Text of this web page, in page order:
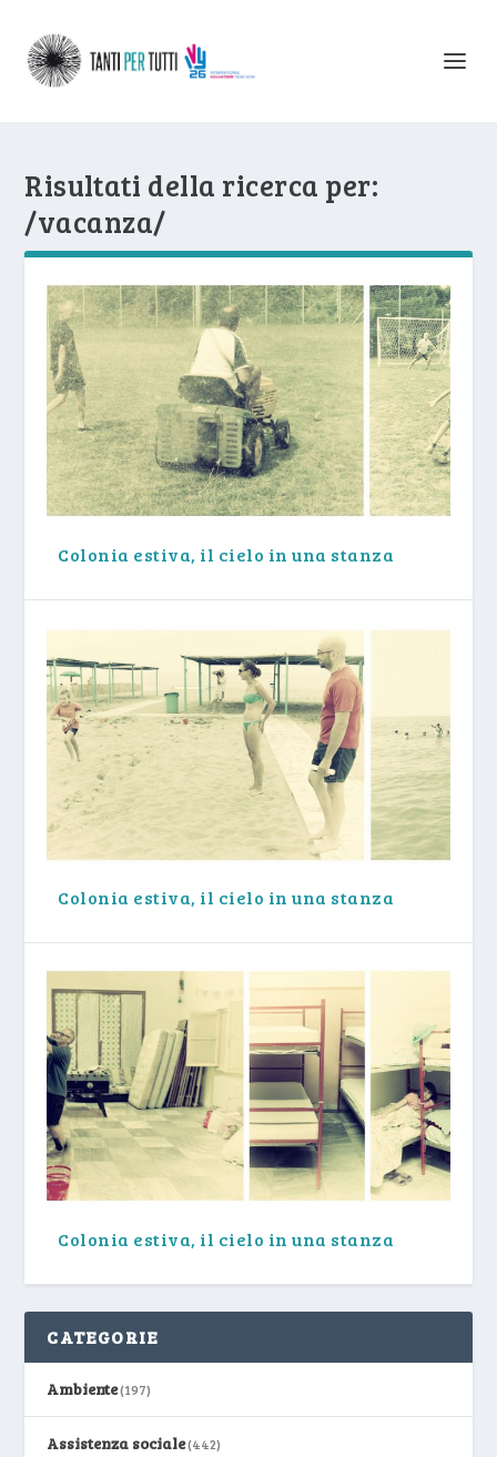
Risultati della ricerca per:
/vacanza/
Colonia estiva, il cielo in una stanza
Colonia estiva, il cielo in una stanza
Colonia estiva, il cielo in una stanza
CATEGORIE
Ambiente(197)
Assistenza sociale(442)